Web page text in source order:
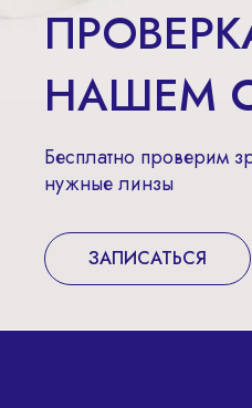
НАШЕМ
Бесплатно проверим
нужные линзы
ЗАПИСАТЬСЯ